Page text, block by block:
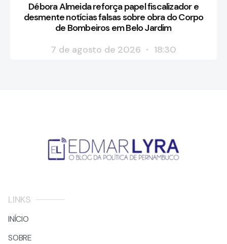
Débora Almeida reforça papel fiscalizador e
desmente notícias falsas sobre obra do Corpo
de Bombeiros em Belo Jardim
7 de agosto de 2026
18:30
LINKS
INÍCIO
SOBRE